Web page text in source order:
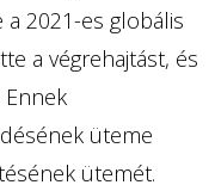
2021-es globális
a végrehajtást, és
üteme
ütemét.